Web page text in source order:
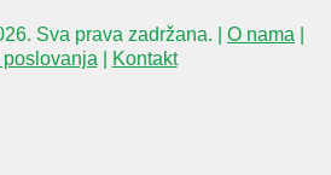
Sva prava zadržana. | O nama
Kontakt